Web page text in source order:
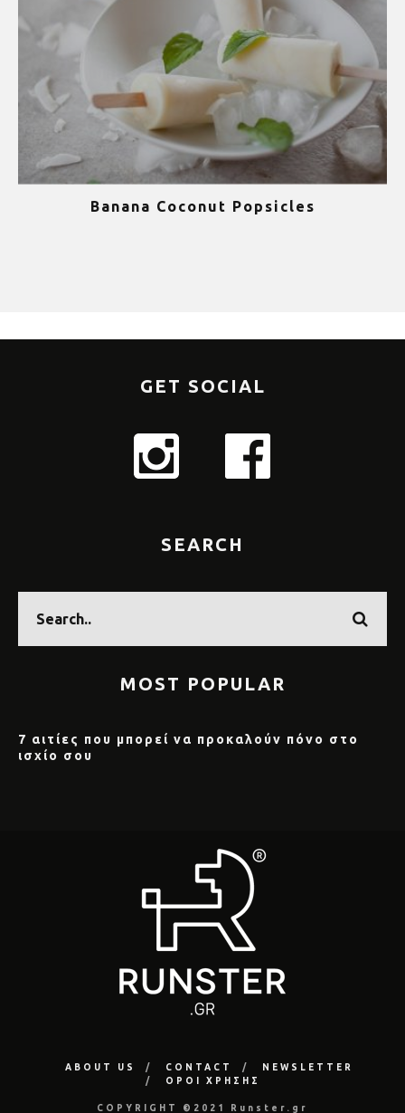
Banana Coconut Popsicles
GET SOCIAL
SEARCH
MOST POPULAR
7 αιτίες που μπορεί να προκαλούν πόνο στο
ισχίο σου
ABOUT US CONTACT
NEWSLETTER
ΟΡΟΙ ΧΡΗΣΗΣ
COPYRIGHT ©2021 Runster.gr